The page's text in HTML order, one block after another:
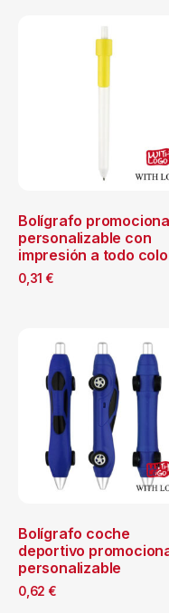
Bolígrafo
personalizable con
impresión a todo
0,31 €
Bolígrafo coche
deportivo
personalizable
0,62 €